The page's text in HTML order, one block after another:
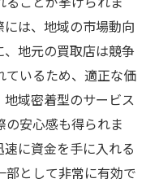
は、地域の市場動向
地元の買取店は競争
ているため、適正な価
域密着型のサービス
安心感も得られま
に資金を手に入れる
部として非常に有効で